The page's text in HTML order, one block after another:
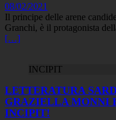
08/02/2021
Il principe delle arene
Granchi, è il protagonista
[…]
INCIPIT
LETTERATURA
GRAZIELLA MONNI
INCIPIT!